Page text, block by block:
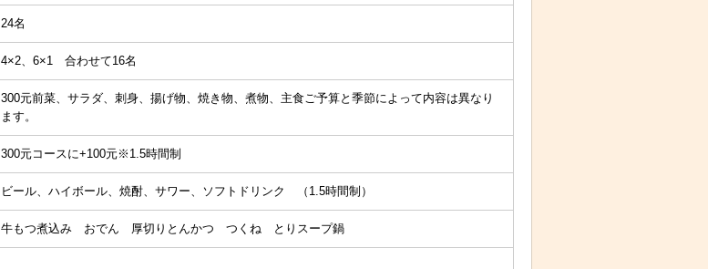
24名
4×2、6×1 合わせて16名
300元前菜、サラダ、刺身、揚げ物、焼き物、煮物、主食ご予算と季節によって内容は異なり
ます。
300元コースに+100元※1.5時間制
ビール、ハイボール、焼酎、サワー、ソフトドリンク （1.5時間制）
牛もつ煮込み おでん 厚切りとんかつ つくね とりスープ鍋